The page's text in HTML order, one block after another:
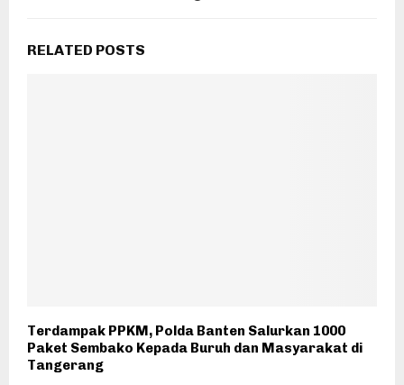
RELATED POSTS
Terdampak PPKM, Polda Banten Salurkan 1000
Paket Sembako Kepada Buruh dan Masyarakat di
Tangerang